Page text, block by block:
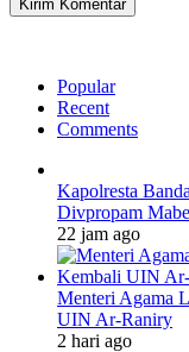
Popular
Recent
Comments
Kapolresta
Divpropam
22 jam ago
Menteri Agama
UIN Ar-Raniry
2 hari ago